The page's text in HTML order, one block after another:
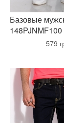
Базовые
148PJNMF100
579